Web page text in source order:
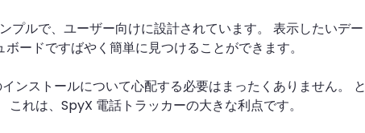
プルで、ユーザー向けに設計されています。 表示したいデー
ードですばやく簡単に見つけることができます。
ンストールについて心配する必要はまったくありません。 と
れは、SpyX 電話トラッカーの大きな利点です。